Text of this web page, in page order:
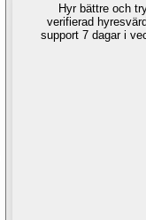
Hyr bättre och
verifierad
support 7 dagar i